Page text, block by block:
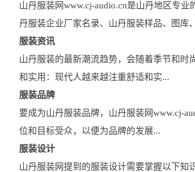
山丹服装网www.cj-audio.cn是山丹地区专
丹服装企业厂家名录、山丹服装样品、图库
服装资讯
山丹服装的最新潮流趋势，会随着季节和时
和实用：现代人越来越注重舒适和实...
服装品牌
要成为山丹服装品牌，山丹服装网www.cj-
位和目标受众，以便为品牌的发展...
服装设计
山丹服装网提到的服装设计需要掌握以下知